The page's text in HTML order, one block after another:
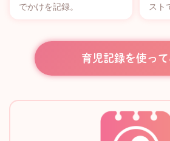
でかけを記録。
スト
育児記録を使って